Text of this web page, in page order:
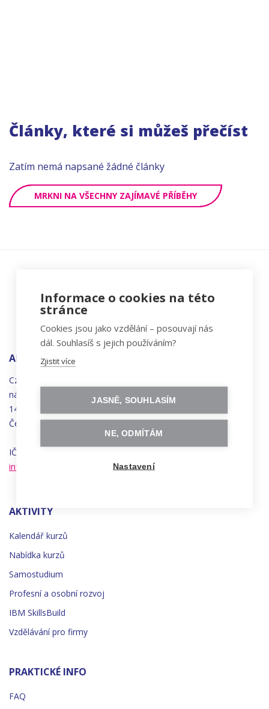
Články, které si můžeš přečíst
Zatím nemá napsané žádné články
MRKNI NA VŠECHNY ZAJÍMAVÉ PŘÍBĚHY
ADRESA
Czechitas, z.ú.
náměstí
Synků 1748/17
140 00 Praha 4 - Nusle
Česká republika
IČO 22834958 | DIČ CZ22834958
info@czechitas.cz
AKTIVITY
Kalendář kurzů
Nabídka kurzů
Samostudium
Profesní a osobní rozvoj
IBM SkillsBuild
Vzdělávání pro firmy
PRAKTICKÉ INFO
FAQ
Informace o cookies na této
stránce
Cookies jsou jako vzdělání – posouvají nás
dál. Souhlasíš s jejich používáním?
Zjistit více
JASNĚ, SOUHLASÍM
NE, ODMÍTÁM
Nastavení